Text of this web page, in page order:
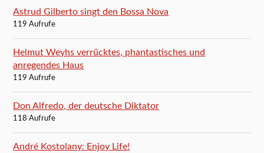
Astrud Gilberto singt den Bossa Nova
119 Aufrufe
Helmut Weyhs verrücktes, phantastisches und
anregendes Haus
119 Aufrufe
Don Alfredo, der deutsche Diktator
118 Aufrufe
André Kostolany: Enjoy Life!